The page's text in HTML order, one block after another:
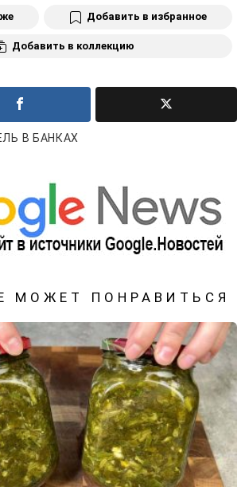
Добавить в избранное
Добавить в коллекцию
В БАНКАХ
МОЖЕТ ПОНРАВИТЬСЯ